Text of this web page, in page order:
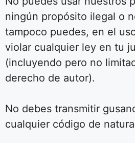
ningún propósito ilegal o
tampoco puedes, en el
violar cualquier ley en tu
(incluyendo pero no
derecho de autor).
No debes transmitir
cualquier código de